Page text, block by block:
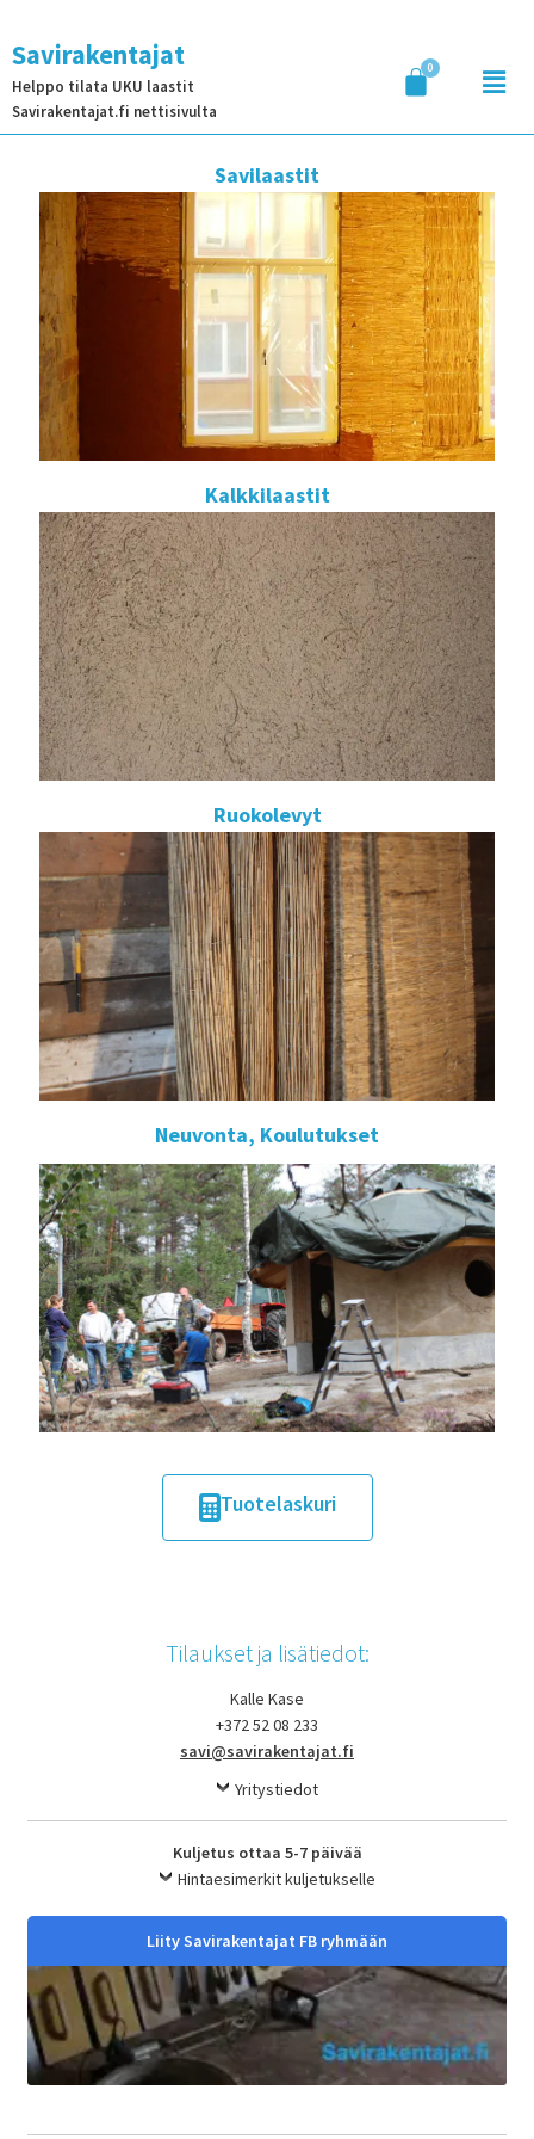
Savirakentajat
Helppo tilata UKU laastit
Savirakentajat.fi nettisivulta
Savilaastit
Kalkkilaastit
Ruokolevyt
Neuvonta, Koulutukset
Tuotelaskuri
Tilaukset ja lisätiedot:
Kalle Kase
+372 52 08 233
savi@savirakentajat.fi
Yritystiedot
Kuljetus ottaa 5-7 päivää
Hintaesimerkit kuljetukselle
Liity Savirakentajat FB ryhmään